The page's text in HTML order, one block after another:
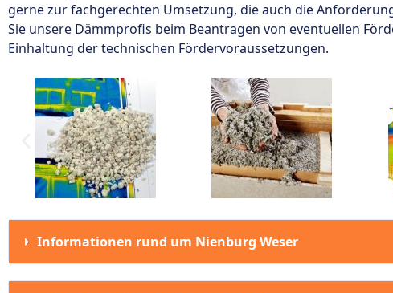
gerne zur fachgerechten Umsetzung, die auch die
Sie unsere Dämmprofis beim Beantragen von eventuellen
Einhaltung der technischen Fördervoraussetzungen.
Informationen rund um Nienburg Weser